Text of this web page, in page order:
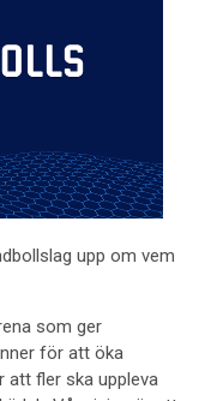
upp om vem
som ger
för att öka
att fler ska uppleva